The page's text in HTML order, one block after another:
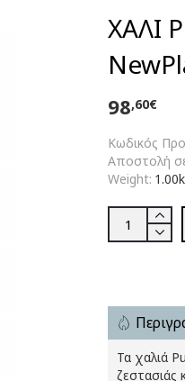
ΧΑΛΙ
Κωδικός
Αποστολή
Weight:
98,60€
Τα χαλιά